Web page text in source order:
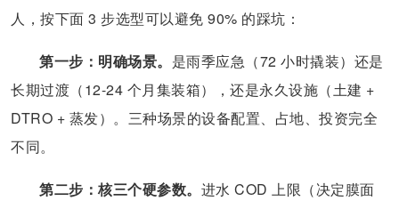
人，按下面 3 步选型可以避免 90% 的踩坑：
第一步：明确场景。 是雨季应急（72 小时撬装）还是
长期过渡（12-24 个月集装箱），还是永久设施（土建 +
DTRO + 蒸发）。三种场景的设备配置、占地、投资完全
不同。
第二步：核三个硬参数。 进水 COD 上限（决定膜面